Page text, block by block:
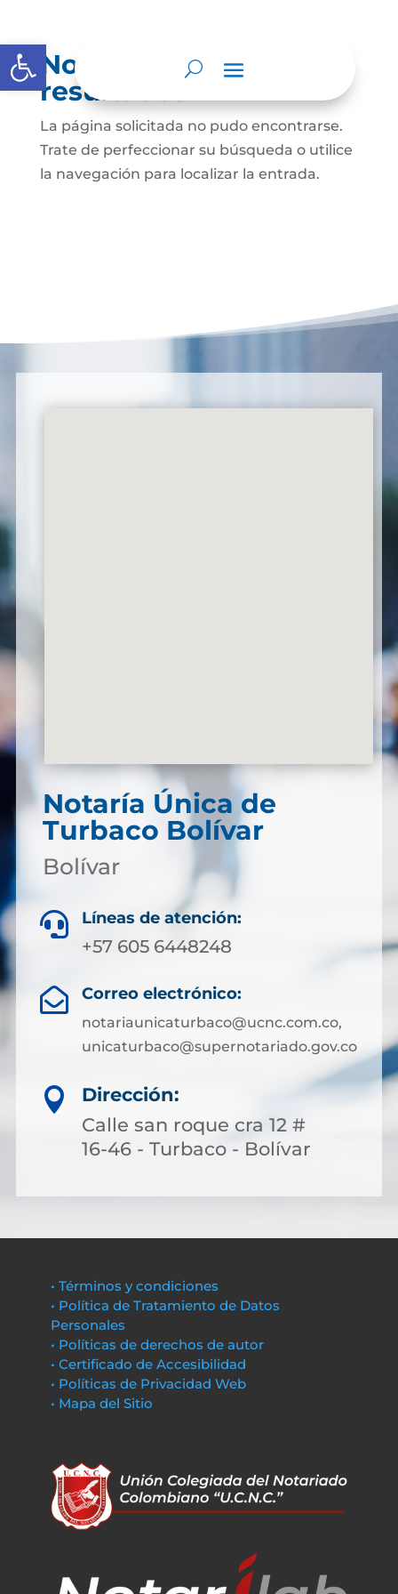
Abrir barra de herramientas
No se encontraron
resultados
La página solicitada no pudo encontrarse.
Trate de perfeccionar su búsqueda o utilice
la navegación para localizar la entrada.
Notaría Única de
Turbaco Bolívar
Bolívar
 Líneas de atención:
+57 605 6448248
 Correo electrónico:
notariaunicaturbaco@ucnc.com.co,
unicaturbaco@supernotariado.gov.co

Dirección:
Calle san roque cra 12 #
16-46 - Turbaco - Bolívar
• Términos y condiciones
• Política de Tratamiento de Datos
Personales
• Políticas de derechos de autor
• Certificado de Accesibilidad
• Políticas de Privacidad Web
• Mapa del Sitio